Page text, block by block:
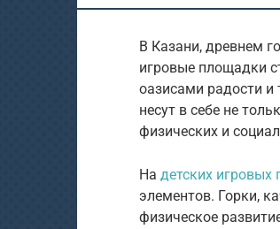
В Казани, древнем
игровые площадки
оазисами радости и
несут в себе не
физических и
На детских
элементов. Горки,
физическое